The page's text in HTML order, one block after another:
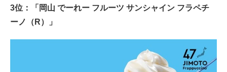
3位：「岡山 でーれー フルーツ サンシャイン フラペチ
ーノ（R）」